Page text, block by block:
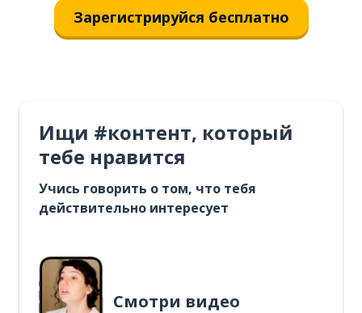
Зарегистрируйся бесплатно
Ищи #контент, который
тебе нравится
Учись говорить о том, что тебя
действительно интересует
Смотри видео